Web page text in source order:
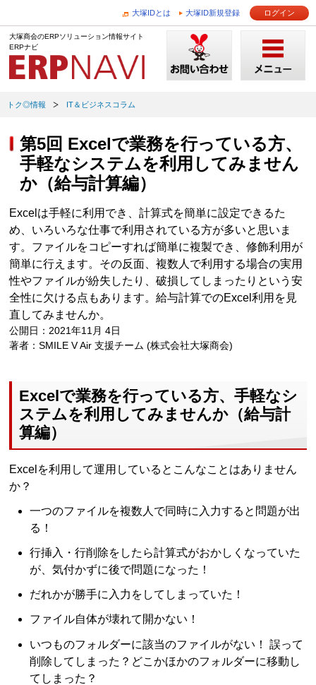
大塚IDとは 大塚ID新規登録 ログイン
大塚商会のERPソリューション情報サイト
ERPナビ
トク◎情報 IT＆ビジネスコラム
第5回 Excelで業務を行っている方、
手軽なシステムを利用してみません
か（給与計算編）
Excelは手軽に利用でき、計算式を簡単に設定できるた
め、いろいろな仕事で利用されている方が多いと思いま
す。ファイルをコピーすれば簡単に複製でき、修飾利用が
簡単に行えます。その反面、複数人で利用する場合の実用
性やファイルが紛失したり、破損してしまったりという安
全性に欠ける点もあります。給与計算でのExcel利用を見
直してみませんか。
公開日：2021年11月 4日
著者：SMILE V Air 支援チーム (株式会社大塚商会)
Excelで業務を行っている方、手軽なシ
ステムを利用してみませんか（給与計
算編）
Excelを利用して運用しているとこんなことはありません
か？
一つのファイルを複数人で同時に入力すると問題が出
る！
行挿入・行削除をしたら計算式がおかしくなっていた
が、気付かずに後で問題になった！
だれかが勝手に入力をしてしまっていた！
ファイル自体が壊れて開かない！
いつものフォルダーに該当のファイルがない！ 誤って
削除してしまった？どこかほかのフォルダーに移動し
てしまった？